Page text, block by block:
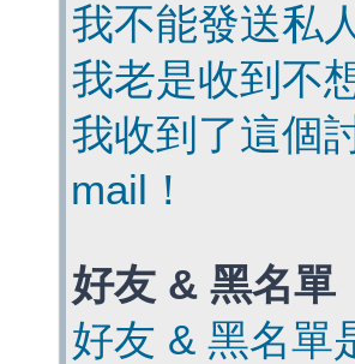
我不能發送私
我老是收到不
我收到了這個
mail！
好友 & 黑名單
好友 & 黑名單